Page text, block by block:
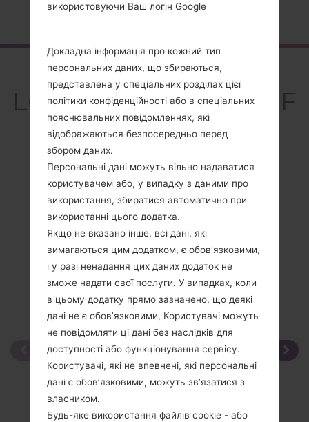
Головна →Серія → LG Mini →LGGD880F
Огляд
LGGD880F(LGGD880F
) akaLG Mini
Порівняти
використовуючи Ваш логін Google
Докладна інформація про кожний тип
персональних даних, що збираються,
представлена у спеціальних розділах цієї
політики конфіденційності або в спеціальних
пояснювальних повідомленнях, які
відображаються безпосередньо перед
збором даних.
Персональні дані можуть вільно надаватися
користувачем або, у випадку з даними про
використання, збиратися автоматично при
використанні цього додатка.
Якщо не вказано інше, всі дані, які
вимагаються цим додатком, є обов’язковими,
і у разі ненадання цих даних додаток не
зможе надати свої послуги. У випадках, коли
в цьому додатку прямо зазначено, що деякі
дані не є обов’язковими, Користувачі можуть
не повідомляти ці дані без наслідків для
доступності або функціонування сервісу.
Користувачі, які не впевнені, які персональні
дані є обов’язковими, можуть зв’язатися з
власником.
Будь-яке використання файлів cookie - або